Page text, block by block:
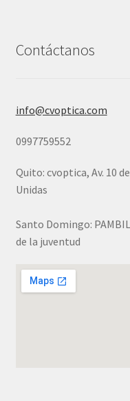
Contáctanos
info@cvoptica.com
0997759552
Quito: cvoptica, Av. 10
Unidas
Santo Domingo:
de la juventud